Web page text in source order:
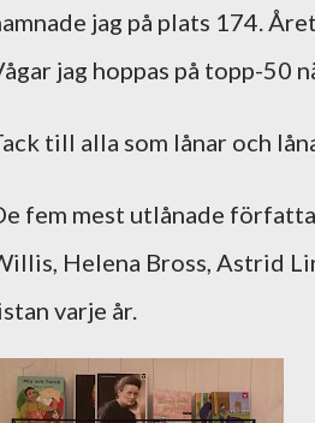
jag på plats 174.
jag hoppas på topp-50
till alla som lånar och
fem mest utlånade
Helena Bross, Astrid
varje år.